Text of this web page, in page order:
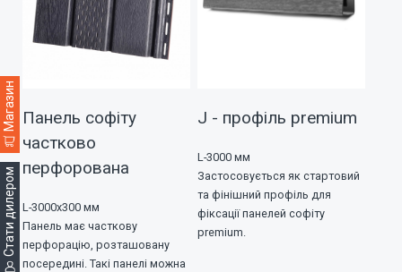
Cтати дилером
Магазин Панель софіту
частково
перфорована
L-3000х300 мм
Панель має часткову
перфорацію, розташовану
посередині. Такі панелі можна
J - профіль premium
L-3000 мм
Застосовується як стартовий
та фінішний профіль для
фіксації панелей софіту
premium.